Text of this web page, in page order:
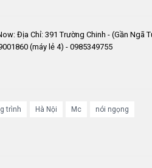
Địa Chỉ: 391 Trường Chinh - (Gần Ngã
(máy lẻ 4) - 0985349755
trình Hà Nội Mc nói ngọng